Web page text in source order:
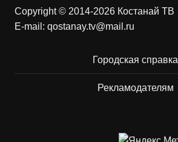
Copyright © 2014-2026 Костанай ТВ
E-mail: qostanay.tv@mail.ru
Городская справка
Рекламодателям